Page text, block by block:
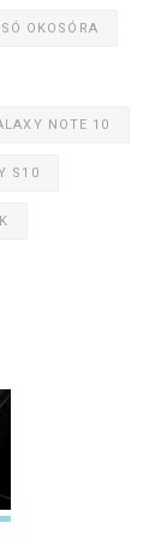
OKOSÓRA
NOTE 10
S10